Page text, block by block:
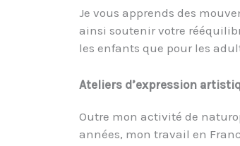
Je vous apprends des
ainsi soutenir votre
les enfants que pour les
Ateliers d’expression
Outre mon activité de
années, mon travail en